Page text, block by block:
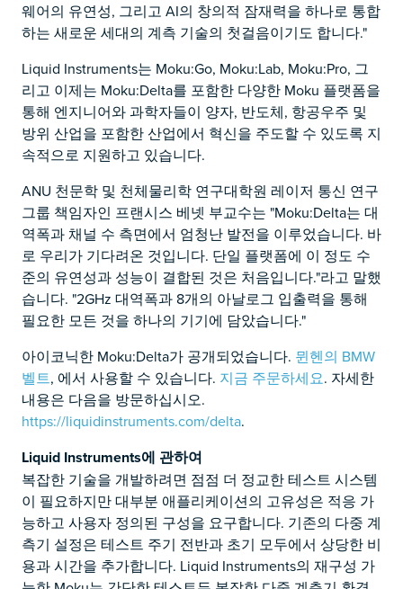
웨어의 유연성, 그리고 AI의 창의적 잠재력을 하나로 통합
하는 새로운 세대의 계측 기술의 첫걸음이기도 합니다."
Liquid Instruments는 Moku:Go, Moku:Lab, Moku:Pro, 그
리고 이제는 Moku:Delta를 포함한 다양한 Moku 플랫폼을
통해 엔지니어와 과학자들이 양자, 반도체, 항공우주 및
방위 산업을 포함한 산업에서 혁신을 주도할 수 있도록 지
속적으로 지원하고 있습니다.
ANU 천문학 및 천체물리학 연구대학원 레이저 통신 연구
그룹 책임자인 프랜시스 베넷 부교수는 "Moku:Delta는 대
역폭과 채널 수 측면에서 엄청난 발전을 이루었습니다. 바
로 우리가 기다려온 것입니다. 단일 플랫폼에 이 정도 수
준의 유연성과 성능이 결합된 것은 처음입니다."라고 말했
습니다. "2GHz 대역폭과 8개의 아날로그 입출력을 통해
필요한 모든 것을 하나의 기기에 담았습니다."
아이코닉한 Moku:Delta가 공개되었습니다. 뮌헨의 BMW
벨트, 에서 사용할 수 있습니다. 지금 주문하세요. 자세한
내용은 다음을 방문하십시오.
https://liquidinstruments.com/delta.
Liquid Instruments에 관하여
복잡한 기술을 개발하려면 점점 더 정교한 테스트 시스템
이 필요하지만 대부분 애플리케이션의 고유성은 적응 가
능하고 사용자 정의된 구성을 요구합니다. 기존의 다중 계
측기 설정은 테스트 주기 전반과 초기 모두에서 상당한 비
용과 시간을 추가합니다. Liquid Instruments의 재구성 가